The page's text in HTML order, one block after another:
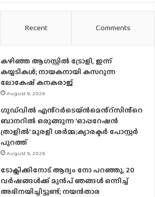
Recent Comments
കഴിഞ്ഞ ആഗസ്റ്റിൽ ട്രോളി, ഇന്ന്
കയ്യടികൾ; നായകനായി കസറുന്ന
ലോകേഷ് കനകരാജ്
August 9, 2026
ഗുഡ്‌വിൽ എൻ്റർടെയ്ൻമെൻ്റ്സിൻ്റെ
ബാനറിൽ ഒരുങ്ങുന്ന ‘ഓപ്പറേഷൻ
ത്രാളിൽ’ മുരളി ശർമ്മ;ക്യാരക്ടർ പോസ്റ്റർ
പുറത്ത്
August 9, 2026
ടോക്സിക്കിനോട് ആദ്യം നോ പറഞ്ഞു, 20
വർഷങ്ങൾക്ക് മുൻപ് ഞങ്ങൾ ഒന്നിച്ച്
അഭിനയിച്ചിട്ടുണ്ട്; നയൻ‌താര